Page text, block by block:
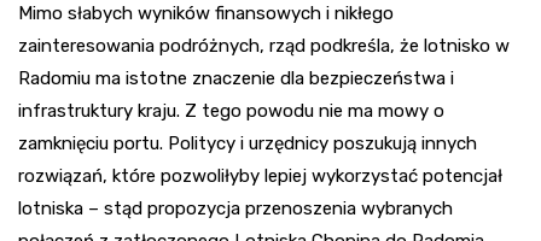
Mimo słabych wyników finansowych i nikłego
zainteresowania podróżnych, rząd podkreśla, że lotnisko w
Radomiu ma istotne znaczenie dla bezpieczeństwa i
infrastruktury kraju. Z tego powodu nie ma mowy o
zamknięciu portu. Politycy i urzędnicy poszukują innych
rozwiązań, które pozwoliłyby lepiej wykorzystać potencjał
lotniska – stąd propozycja przenoszenia wybranych